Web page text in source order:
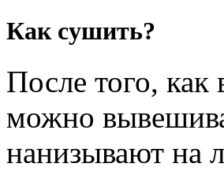
Как сушить?
После того, как
можно
нанизывают на